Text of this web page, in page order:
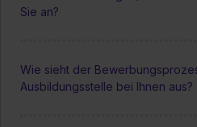
Sie an?
Wie sieht der
Ausbildungsstelle bei Ihnen aus?